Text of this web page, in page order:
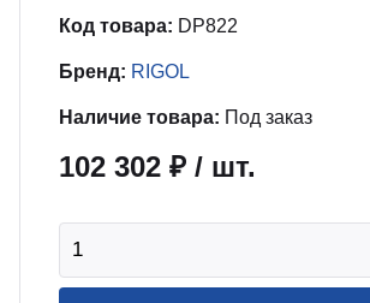
и антистатическая
интеграционные проекты
ПО для автоматизации
оборудования
Код товара: DP822
Бренд: RIGOL
Наличие товара: Под заказ
102 302 ₽ / шт.